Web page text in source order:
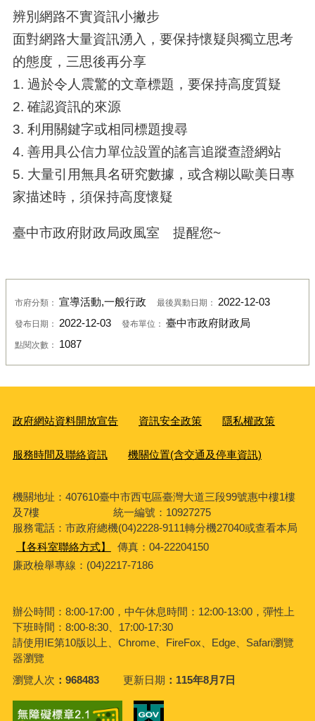
辨別網路不實資訊小撇步
面對網路大量資訊湧入，要保持懷疑與獨立思考
的態度，三思後再分享
1. 過於令人震驚的文章標題，要保持高度質疑
2. 確認資訊的來源
3. 利用關鍵字或相同標題搜尋
4. 善用具公信力單位設置的謠言追蹤查證網站
5. 大量引用無具名研究數據，或含糊以歐美日專
家描述時，須保持高度懷疑
臺中市政府財政局政風室 提醒您~
市府分類： 宣導活動,一般行政 最後異動日期： 2022-12-03
發布日期： 2022-12-03 發布單位： 臺中市政府財政局
點閱次數： 1087
政府網站資料開放宣告 資訊安全政策 隱私權政策
服務時間及聯絡資訊 機關位置(含交通及停車資訊)
機關地址：407610臺中市西屯區臺灣大道三段99號惠中樓1樓
及7樓 統一編號：10927275
服務電話：市政府總機(04)2228-9111轉分機27040或查看本局
【各科室聯絡方式】
傳真：04-22204150
廉政檢舉專線：(04)2217-7186
辦公時間：8:00-17:00，中午休息時間：12:00-13:00，彈性上
下班時間：8:00-8:30、17:00-17:30
請使用IE第10版以上、Chrome、FireFox、Edge、Safari瀏覽
器瀏覽
瀏覽人次
968483 更新日期 115年8月7日